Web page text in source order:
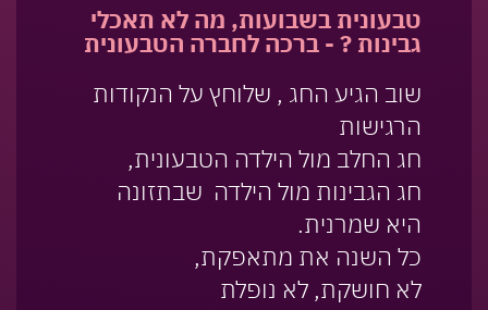
טבעונית בשבועות, מה לא תאכלי
גבינות ? - ברכה לחברה הטבעונית
שוב הגיע החג , שלוחץ על הנקודות
הרגישות
חג החלב מול הילדה הטבעונית,
חג הגבינות מול הילדה שבתזונה
היא שמרנית.
כל השנה את מתאפקת,
לא חושקת, לא נופלת